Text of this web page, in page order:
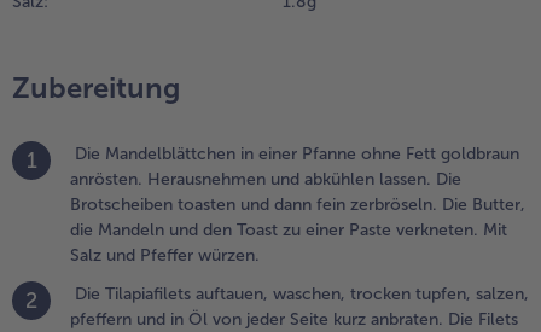
und
heiß
die Früchte
Zubereitung
1
Die Mandelblättchen in einer Pfanne ohne Fett goldbraun
anrösten. Herausnehmen und abkühlen lassen. Die
Brotscheiben toasten und dann fein zerbröseln. Die Butter,
die Mandeln und den Toast zu einer Paste verkneten. Mit
Salz und Pfeffer würzen.
2
Die Tilapiafilets auftauen, waschen, trocken tupfen, salzen,
pfeffern und in Öl von jeder Seite kurz anbraten. Die Filets